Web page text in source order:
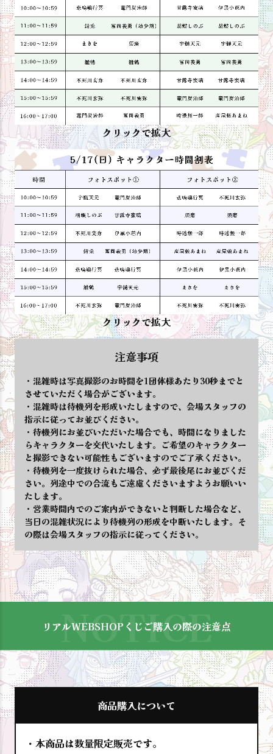
クリックで拡大
クリックで拡大
注意事項
混雑時は写真撮影のお時間を1団体様あたり30秒までと
させていただく場合がございます。
混雑時は待機列を形成いたしますので、会場スタッフの
指示に従ってお並びください。
待機列にお並びいただいた場合でも、時間になりました
らキャラクターを交代いたします。ご希望のキャラクター
と撮影できない可能性もございますのでご了承ください。
待機列を一度抜けられた場合、必ず最後尾にお並びくだ
さい。列途中での合流もご遠慮くださいますようお願いい
たします。
営業時間内でのご案内ができないと判断した場合など、
当日の混雑状況により待機列の形成を中断いたします。そ
の際は会場スタッフの指示に従ってください。
リアルWEBSHOPくじご購入の際の注意点
商品購入について
本商品は数量限定販売です。